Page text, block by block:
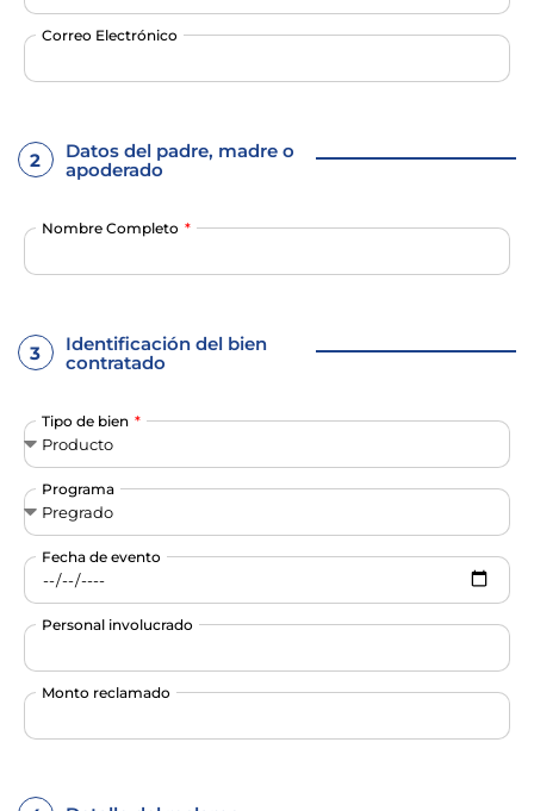
Correo Electrónico
2
Datos del padre, madre o
apoderado
Nombre Completo
3
Identificación del bien
contratado
Tipo de bien
Programa
Fecha de evento
Personal involucrado
Monto reclamado